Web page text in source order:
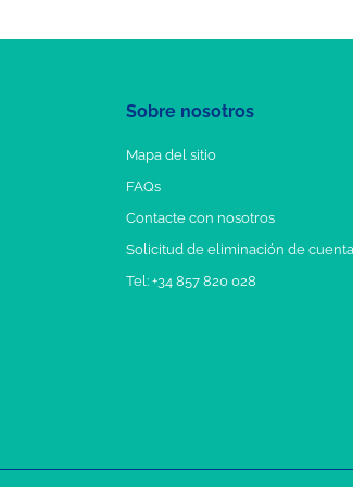
Sobre nosotros
Mapa del sitio
FAQs
Contacte con nosotros
Solicitud de eliminación de cuenta
Tel: +34 857 820 028